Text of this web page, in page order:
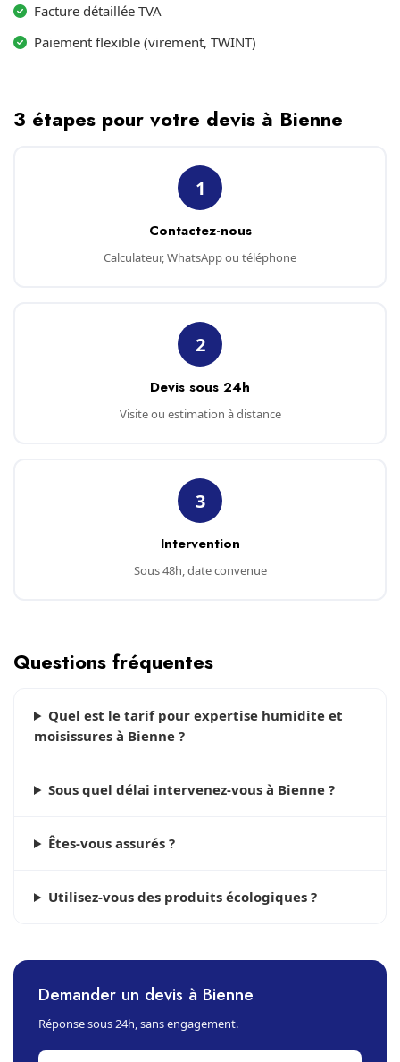
Facture détaillée TVA
Paiement flexible (virement, TWINT)
3 étapes pour votre devis à Bienne
1
Contactez-nous
Calculateur, WhatsApp ou téléphone
2
Devis sous 24h
Visite ou estimation à distance
3
Intervention
Sous 48h, date convenue
Questions fréquentes
Quel est le tarif pour expertise humidite et
moisissures à Bienne ?
Sous quel délai intervenez-vous à Bienne ?
Êtes-vous assurés ?
Utilisez-vous des produits écologiques ?
Demander un devis à Bienne
Réponse sous 24h, sans engagement.